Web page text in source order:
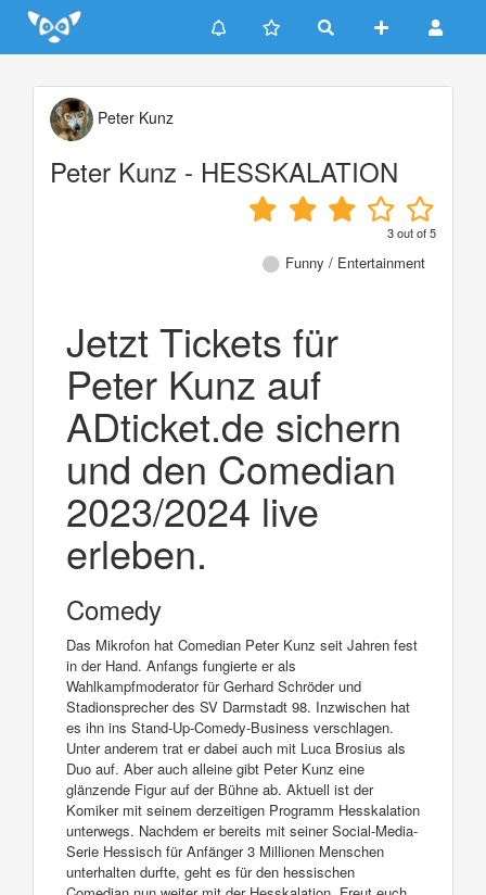
Update cookies preferences
Peter Kunz
Peter Kunz - HESSKALATION
3out of5
Funny / Entertainment
Jetzt Tickets für
Peter Kunz auf
ADticket.de sichern
und den Comedian
2023/2024 live
erleben.
Comedy
Das Mikrofon hat Comedian Peter Kunz seit Jahren fest
in der Hand. Anfangs fungierte er als
Wahlkampfmoderator für Gerhard Schröder und
Stadionsprecher des SV Darmstadt 98. Inzwischen hat
es ihn ins Stand-Up-Comedy-Business verschlagen.
Unter anderem trat er dabei auch mit Luca Brosius als
Duo auf. Aber auch alleine gibt Peter Kunz eine
glänzende Figur auf der Bühne ab. Aktuell ist der
Komiker mit seinem derzeitigen Programm Hesskalation
unterwegs. Nachdem er bereits mit seiner Social-Media-
Serie Hessisch für Anfänger 3 Millionen Menschen
unterhalten durfte, geht es für den hessischen